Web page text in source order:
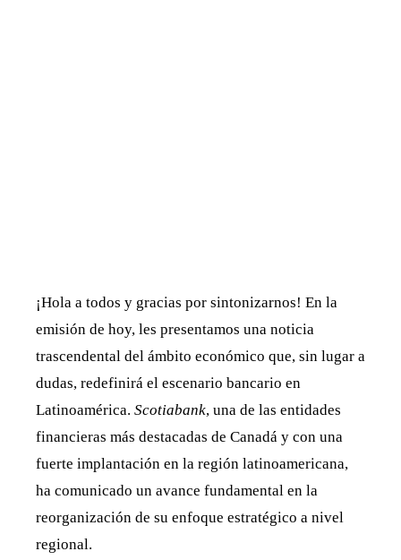
¡Hola a todos y gracias por sintonizarnos! En la
emisión de hoy, les presentamos una noticia
trascendental del ámbito económico que, sin lugar a
dudas, redefinirá el escenario bancario en
Latinoamérica. Scotiabank, una de las entidades
financieras más destacadas de Canadá y con una
fuerte implantación en la región latinoamericana,
ha comunicado un avance fundamental en la
reorganización de su enfoque estratégico a nivel
regional.